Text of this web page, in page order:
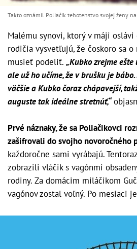
Takto oznámil Poliačik tehotenstvo svojej ženy na
Malému synovi, ktorý v máji oslávi
rodičia vysvetľujú, že čoskoro sa o
musieť podeliť. „Kubko zrejme ešte
ale už ho učíme, že v brušku je
väčšie a Kubko čoraz chápavejší,
auguste tak ideálne stretnúť,“
Prvé náznaky, že sa Poliačikovci
zašifrovali do svojho novoročného
každoročne sami vyrábajú.
zobrazili vláčik s vagónmi
rodiny. Za domácim miláčikom
vagónov zostal voľný. Po mesiaci